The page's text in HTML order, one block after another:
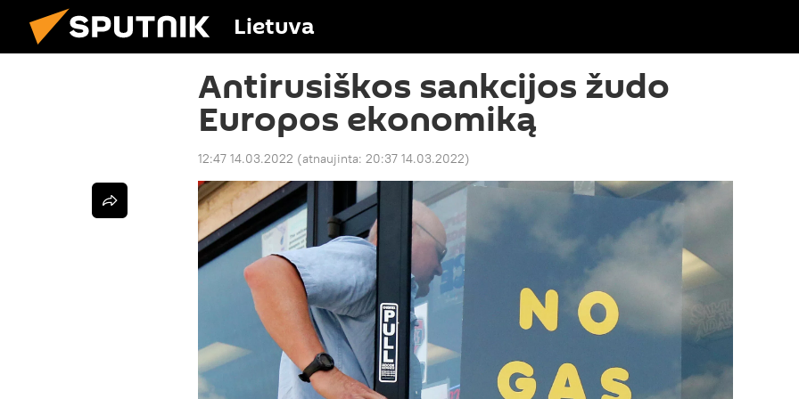
Lietuva
Antirusiškos sankcijos žudo
Europos ekonomiką
12:47 14.03.2022 (atnaujinta: 20:37 14.03.2022)